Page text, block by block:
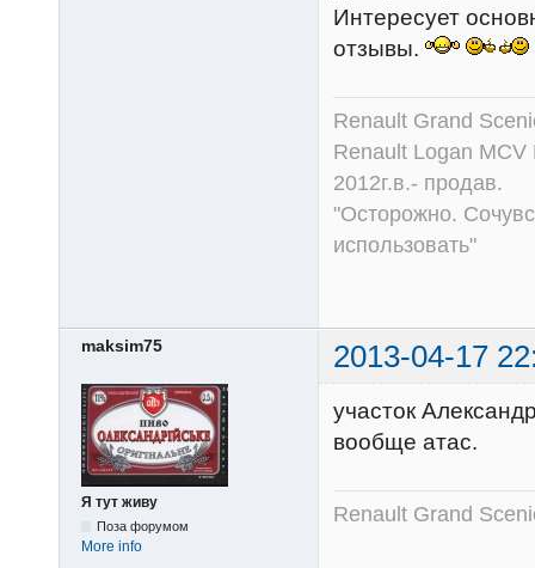
Интересует
отзывы.
Renault Grand
Renault Logan
2012г.в.- продав.
"Осторожно.
использовать"
maksim75 2013-04-17
Я тут живу
Поза форумом
More info
участок
вообще атас.
Renault Grand